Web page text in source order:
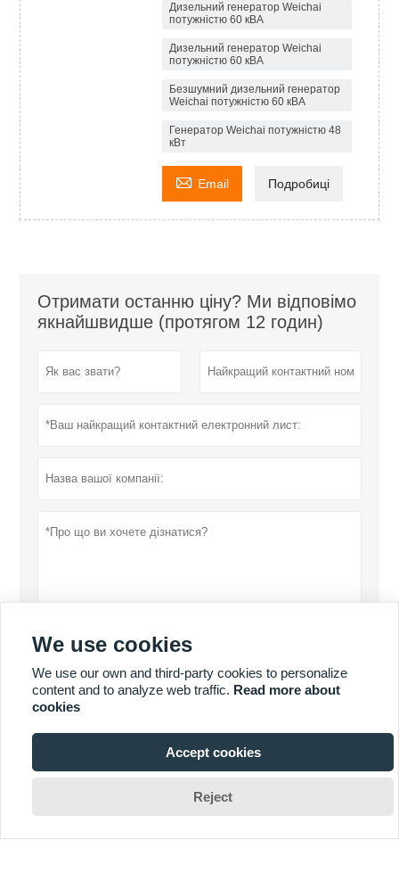

Дизельний генератор Weichai
потужністю 60 кВА
Дизельний генератор Weichai
потужністю 60 кВА
Безшумний дизельний генератор
Weichai потужністю 60 кВА
Генератор Weichai потужністю 48
кВт
 Email Подробиці
Отримати останню ціну? Ми відповімо
якнайшвидше (протягом 12 годин)
уявити Політика конфіденційності
БІЛЬШЕ ПРОДУКТІВ
We use cookies
We use our own and third-party cookies to personalize
content and to analyze web traffic. Read more about
cookies
Accept cookies
Reject